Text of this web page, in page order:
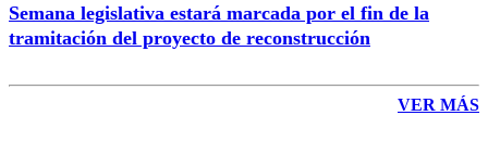
Semana legislativa estará marcada por el fin de la
tramitación del proyecto de reconstrucción
VER MÁS